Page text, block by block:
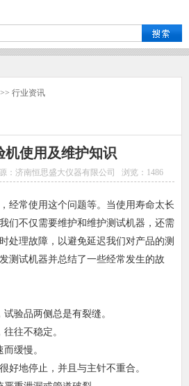
>> 行业资讯
机使用及维护知识
：济南恒思盛大仪器有限公司 浏览： 1486
经常使用这个问题等。当使用寿命太长
们不仅需要维护和维护测试机器，还需
处理故障，以避免延迟我们对产品的测
测试机器并总结了一些经常发生的故
验品两侧总是有裂缝。
往不稳定。
缓慢。
好地停止，并且与主针不重合。